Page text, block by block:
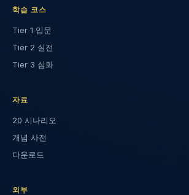
학습 코스
Tier 1 입문
Tier 2 실전
Tier 3 심화
자료
20 시나리오
개념 사전
다운로드
외부